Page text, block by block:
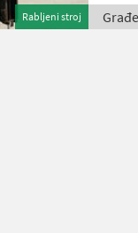
Rabljeni stroj